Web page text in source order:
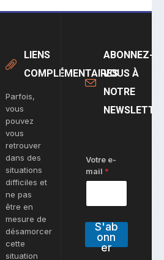
LIENS
COMPLÉMENTAIRES
Parfois,
vous
pouvez
vous
retrouver
dans des
situations
difficiles et
ne pas
être en
mesure de
désamorcer
cette
situation
ABONNEZ-
VOUS À
NOTRE
Votre e-
mail *
S'ab
onn
er